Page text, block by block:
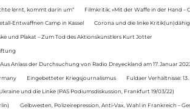
lernt, kommt darin um“ Filmkritik: »Mit der Waffe in der Hand –
Entwaffnen Camp in Kassel Corona und die linke
und Plakat – Zum Tod des Aktionskünstlers Kurt Jotter
Aus Anlass der Durchsuchung von Radio Dreyeckland am 17.Januar
Eingebetteter Kriegsjournalismus Fuldaer Verhältnisse:
und die Linke (PAS Podiumsdiskussion, Frankfurt 19/03/22)
Gelbwesten, Polizeirepression, Anti-Vax, Wahl in Frankreich –